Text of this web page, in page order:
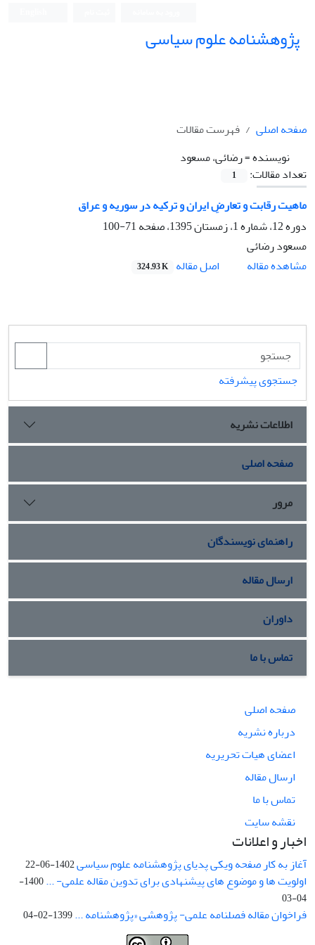
پژوهشنامه علوم سیاسی
صفحه اصلی
فهرست مقالات
نویسنده =رضائی، مسعود
تعداد مقالات:
1
ماهیت رقابت و تعارضِ ایران و ترکیه در سوریه و عراق
دوره 12، شماره 1، زمستان 1395، صفحه
71-100
مسعود رضائی
مشاهده مقاله
اصل مقاله 324.93 K
جستجوی پیشرفته
اطلاعات نشریه
صفحه اصلی
مرور
راهنمای نویسندگان
ارسال مقاله
داوران
تماس با ما
صفحه اصلی
درباره نشریه
اعضای هیات تحریریه
ارسال مقاله
تماس با ما
نقشه سایت
اخبار و اعلانات
آغاز به کار صفحه ویکی پدیای پژوهشنامه علوم سیاسی1402-06-22
اولویت ها و موضوع های پیشنهادی برای تدوین مقاله علمی- ...
1400-
04-03
فراخوان مقاله فصلنامه علمی- پژوهشی «پژوهشنامه ...1399-02-04